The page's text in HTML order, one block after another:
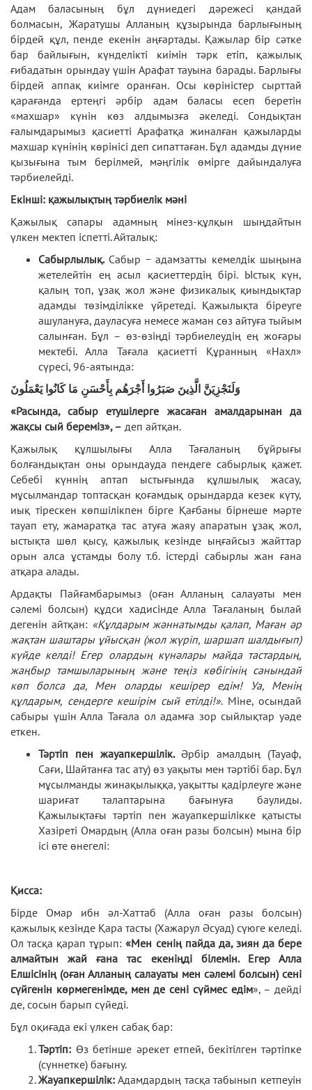
Адам баласының бұл дүниедегі дәрежесі қандай
болмасын, Жаратушы Алланың құзырында барлығының
бірдей құл, пенде екенін аңғартады. Қажылар бір сәтке
бар байлығын, күнделікті киімін тәрк етіп, қажылық
ғибадатын орындау үшін Арафат тауына барады. Барлығы
бірдей аппақ киімге оранған. Осы көріністер сырттай
қарағанда ертеңгі әрбір адам баласы есеп беретін
«махшар» күнін көз алдымызға әкеледі. Сондықтан
ғалымдарымыз қасиетті Арафатқа жиналған қажыларды
махшар күнінің көрінісі деп сипаттаған. Бұл адамды дүние
қызығына тым берілмей, мәңгілік өмірге дайындалуға
тәрбиелейді.
Екінші: қажылықтың тәрбиелік мәні
Қажылық сапары адамның мінез-құлқын шыңдайтын
үлкен мектеп іспетті. Айталық:
Сабырлылық.Сабыр − адамзатты кемелдік шыңына
жетелейтін ең асыл қасиеттердің бірі. Ыстық күн,
қалың топ, ұзақ жол және физикалық қиындықтар
адамды төзімділікке үйретеді. Қажылықта біреуге
ашулануға, дауласуға немесе жаман сөз айтуға тыйым
салынған. Бұл – өз-өзіңді тәрбиелеудің ең жоғары
мектебі. Алла Тағала қасиетті Құранның «Нахл»
сүресі, 96-аятында:
«Расында, сабыретушілерге жасаған амалдарынан да
жақсы сый береміз», – деп айтқан.
Қажылық құлшылығы Алла Тағаланың бұйрығы
болғандықтан оны орындауда пендеге сабырлық қажет.
Себебі күннің аптап ыстығында құлшылық жасау,
мұсылмандар топтасқан қоғамдық орындарда кезек күту,
иық тірескен көпшілікпен бірге Қағбаны бірнеше мәрте
тауап ету, жамаратқа тас атуға жаяу апаратын ұзақ жол,
ыстықта шөл қысу, қажылық кезінде ыңғайсыз жайттар
орын алса ұстамды болу т.б. істерді сабырлы жан ғана
атқара алады.
Ардақты Пайғамбарымыз (оған Алланың салауаты мен
сәлемі болсын) құдси хадисінде Алла Тағаланың былай
дегенін айтқан: «Құлдарым жәннатымды қалап, Маған әр
жақтан шаштары ұйысқан (жол жүріп, шаршап шалдығып)
күйде келді! Егер олардың күнәлары майда тастардың,
жаңбыр тамшыларының және теңіз көбігінің санындай
көп болса да, Мен оларды кешірер едім! Уа, Менің
құлдарым, сендерге кешірім сый етілді!». Міне, осындай
сабыры үшін Алла Тағала ол адамға зор сыйлықтар уәде
еткен.
Тәртіп пен жауапкершілік.Әрбір амалдың (Тауаф,
Сағи, Шайтанға тас ату) өз уақыты мен тәртібі бар. Бұл
мұсылманды жинақылыққа, уақытты қадірлеуге және
шариғат талаптарына бағынуға баулиды.
Қажылықтағы тәртіп пен жауапкершілікке қатысты
Хазіреті Омардың (Алла оған разы болсын) мына бір
ісі өте өнегелі:
Қисса:
Бірде Омар ибн әл-Хаттаб (Алла оған разы болсын)
қажылық кезінде Қара тасты (Хажарул Әсуад) сүюге келеді.
Ол тасқа қарап тұрып:«Мен сенің пайда да, зиян да бере
алмайтын жай ғана тас екеніңді білемін. Егер Алла
Елшісінің (оған Алланың салауаты мен сәлемі болсын) сені
сүйгенін көрмегенімде, мен де сені сүймес едім», – дейді
де, сосын барып сүйеді.
Бұл оқиғада екі үлкен сабақ бар:
Тәртіп: Өз бетінше әрекет етпей, бекітілген тәртіпке
(сүннетке) бағыну.
Жауапкершілік: Адамдардың тасқа табынып кетпеуін